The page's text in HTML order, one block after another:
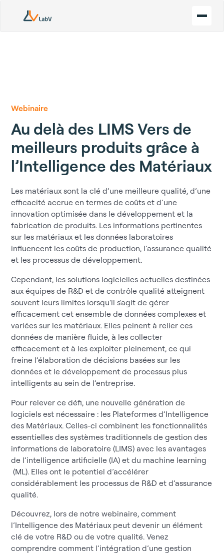
Webinaire
Au delà des LIMS Vers de
meilleurs produits grâce à
l’Intelligence des Matériaux
Les matériaux sont la clé d’une meilleure qualité, d’une
efficacité accrue en termes de coûts et d’une
innovation optimisée dans le développement et la
fabrication de produits. Les informations pertinentes
sur les matériaux et les données laboratoires
influencent les coûts de production, l’assurance qualité
et les processus de développement.
Cependant, les solutions logicielles actuelles destinées
aux équipes de R&D et de contrôle qualité atteignent
souvent leurs limites lorsqu'il s'agit de gérer
efficacement cet ensemble de données complexes et
variées sur les matériaux. Elles peinent à relier ces
données de manière fluide, à les collecter
efficacement et à les exploiter pleinement, ce qui
freine l’élaboration de décisions basées sur les
données et le développement de processus plus
intelligents au sein de l’entreprise.
Pour relever ce défi, une nouvelle génération de
logiciels est nécessaire : les Plateformes d’Intelligence
des Matériaux. Celles-ci combinent les fonctionnalités
essentielles des systèmes traditionnels de gestion des
informations de laboratoire (LIMS) avec les avantages
de l’intelligence artificielle (IA) et du machine learning
(ML). Elles ont le potentiel d’accélérer
considérablement les processus de R&D et d’assurance
qualité.
Découvrez, lors de notre webinaire, comment
l’Intelligence des Matériaux peut devenir un élément
clé de votre R&D ou de votre qualité. Venez
comprendre comment l’intégration d’une gestion